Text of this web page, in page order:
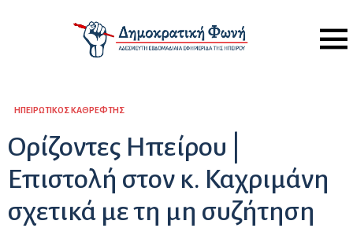
Menu
ΗΠΕΙΡΏΤΙΚΟΣ ΚΑΘΡΈΦΤΗΣ
Ορίζοντες Ηπείρου |
Επιστολή στον κ. Καχριμάνη
σχετικά με τη μη συζήτηση